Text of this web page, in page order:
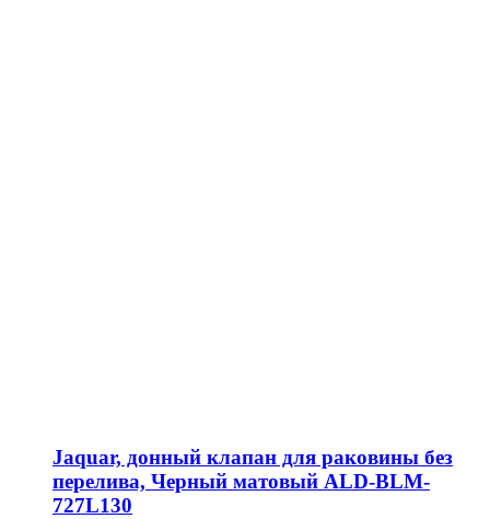
Jaquar, донный клапан для раковины без
перелива, Черный матовый ALD-BLM-
727L130